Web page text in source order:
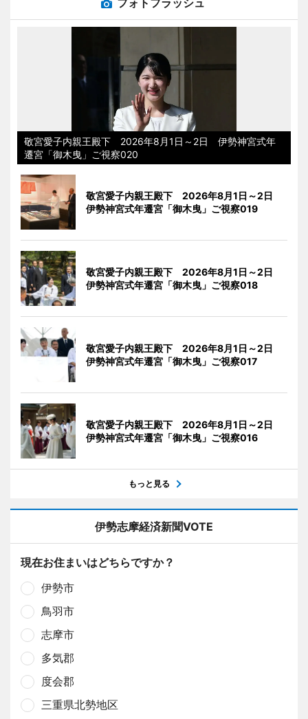
フォトフラッシュ
敬宮愛子内親王殿下 2026年8月1日～2日 伊勢神宮式年
遷宮「御木曳」ご視察020
敬宮愛子内親王殿下 2026年8月1日～2日
伊勢神宮式年遷宮「御木曳」ご視察019
敬宮愛子内親王殿下 2026年8月1日～2日
伊勢神宮式年遷宮「御木曳」ご視察018
敬宮愛子内親王殿下 2026年8月1日～2日
伊勢神宮式年遷宮「御木曳」ご視察017
敬宮愛子内親王殿下 2026年8月1日～2日
伊勢神宮式年遷宮「御木曳」ご視察016
もっと見る
伊勢志摩経済新聞VOTE
現在お住まいはどちらですか？
伊勢市
鳥羽市
志摩市
多気郡
度会郡
三重県北勢地区